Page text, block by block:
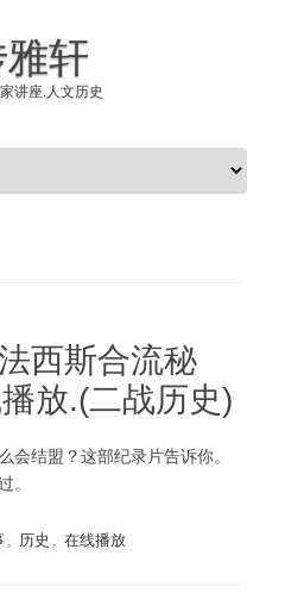
轩
讲座.人文历史
西斯合流秘
放.(二战历史)
会结盟？这部纪录片告诉你。
。
, 历史 , 在线播放